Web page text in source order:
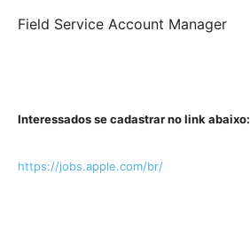
Field Service Account Manager
Interessados se cadastrar no link abaixo:
https://jobs.apple.com/br/